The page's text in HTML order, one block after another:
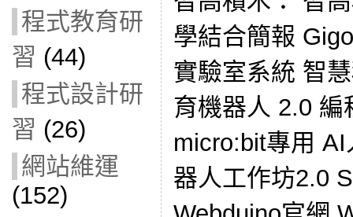
程式教育研
習 (44)
程式設計研
習 (26)
網站維運
(152)
學結合簡報
實驗室系統 智
育機器人 2.0 編
micro:bit專用
器人工作坊2.0